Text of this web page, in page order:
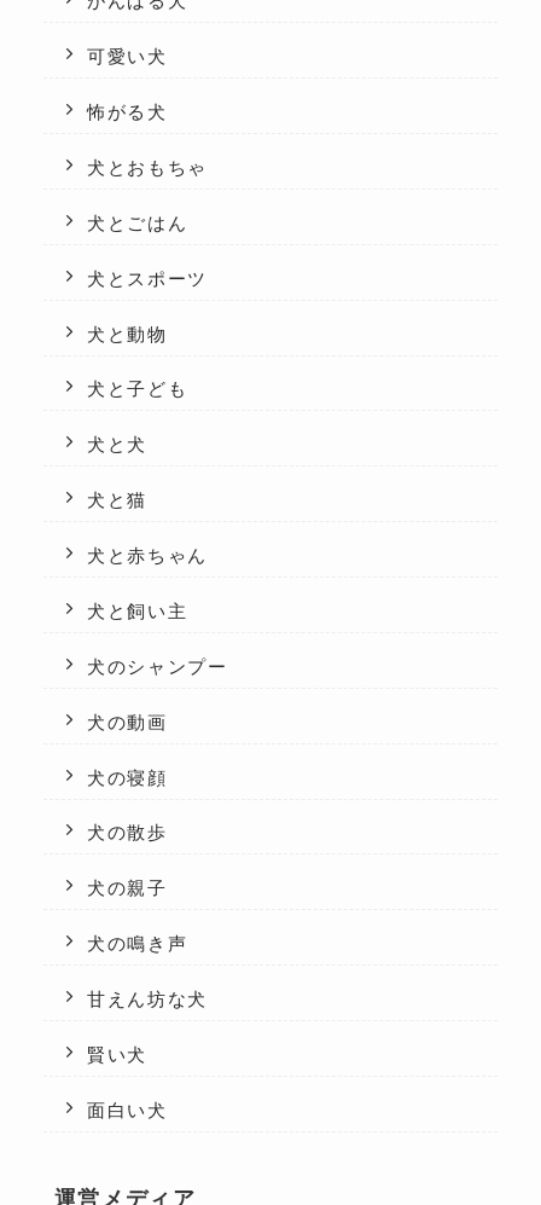
可愛い犬
怖がる犬
犬とおもちゃ
犬とごはん
犬とスポーツ
犬と動物
犬と子ども
犬と犬
犬と猫
犬と赤ちゃん
犬と飼い主
犬のシャンプー
犬の動画
犬の寝顔
犬の散歩
犬の親子
犬の鳴き声
甘えん坊な犬
賢い犬
面白い犬
運営メディア